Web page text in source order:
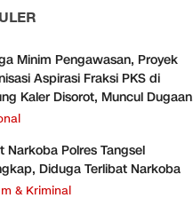
Minim Pengawasan, Proyek
Aspirasi Fraksi PKS di
Kaler Disorot, Muncul Dugaan
Volume
Narkoba Polres Tangsel
Diduga Terlibat Narkoba
& Kriminal